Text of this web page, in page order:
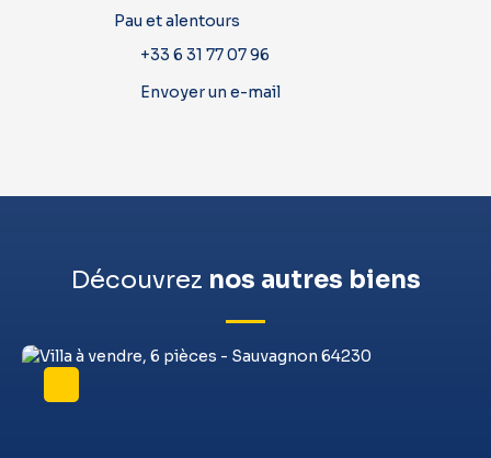
Pau et alentours
+33 6 31 77 07 96
Envoyer un e-mail
Découvrez nos autres biens